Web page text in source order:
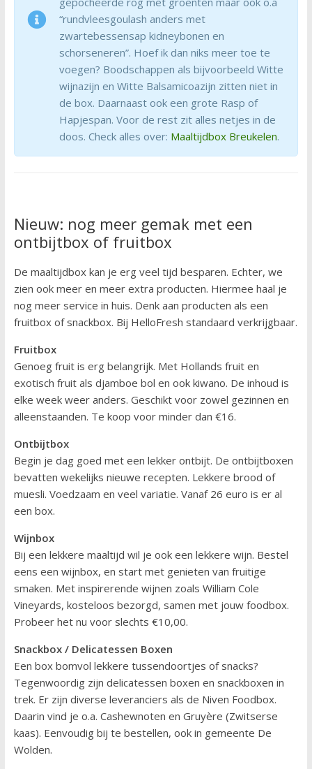
“rundvleesgoulash anders met
zwartebessensap kidneybonen en
schorseneren”. Hoef ik dan niks meer toe te
voegen? Boodschappen als bijvoorbeeld Witte
wijnazijn en Witte Balsamicoazijn zitten niet in
de box. Daarnaast ook een grote Rasp of
Hapjespan. Voor de rest zit alles netjes in de
doos. Check alles over: Maaltijdbox Breukelen.
Nieuw: nog meer gemak met een
ontbijtbox of fruitbox
De maaltijdbox kan je erg veel tijd besparen. Echter, we
zien ook meer en meer extra producten. Hiermee haal je
nog meer service in huis. Denk aan producten als een
fruitbox of snackbox. Bij HelloFresh standaard verkrijgbaar.
Fruitbox
Genoeg fruit is erg belangrijk. Met Hollands fruit en
exotisch fruit als djamboe bol en ook kiwano. De inhoud is
elke week weer anders. Geschikt voor zowel gezinnen en
alleenstaanden. Te koop voor minder dan €16.
Ontbijtbox
Begin je dag goed met een lekker ontbijt. De ontbijtboxen
bevatten wekelijks nieuwe recepten. Lekkere brood of
muesli. Voedzaam en veel variatie. Vanaf 26 euro is er al
een box.
Wijnbox
Bij een lekkere maaltijd wil je ook een lekkere wijn. Bestel
eens een wijnbox, en start met genieten van fruitige
smaken. Met inspirerende wijnen zoals William Cole
Vineyards, kosteloos bezorgd, samen met jouw foodbox.
Probeer het nu voor slechts €10,00.
Snackbox / Delicatessen Boxen
Een box bomvol lekkere tussendoortjes of snacks?
Tegenwoordig zijn delicatessen boxen en snackboxen in
trek. Er zijn diverse leveranciers als de Niven Foodbox.
Daarin vind je o.a. Cashewnoten en Gruyère (Zwitserse
kaas). Eenvoudig bij te bestellen, ook in gemeente De
Wolden.